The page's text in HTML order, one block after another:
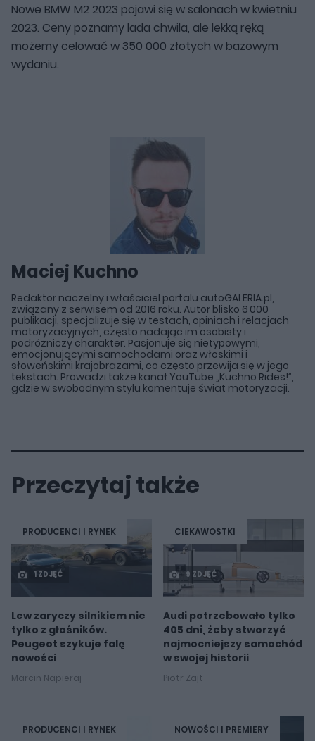
Nowe BMW M2 2023 pojawi się w salonach w kwietniu
2023. Ceny poznamy lada chwila, ale lekką ręką
możemy celować w 350 000 złotych w bazowym
wydaniu.
Maciej Kuchno
Redaktor naczelny i właściciel portalu autoGALERIA.pl,
związany z serwisem od 2016 roku. Autor blisko 6 000
publikacji, specjalizuje się w testach, opiniach i relacjach
motoryzacyjnych, często nadając im osobisty i
podróżniczy charakter. Pasjonuje się nietypowymi,
emocjonującymi samochodami oraz włoskimi i
słoweńskimi krajobrazami, co często przewija się w jego
tekstach. Prowadzi także kanał YouTube „Kuchno Rides!”,
gdzie w swobodnym stylu komentuje świat motoryzacji.
Przeczytaj także
PRODUCENCI I RYNEK
1 ZDJĘĆ
Lew zaryczy silnikiem nie
tylko z głośników.
Peugeot szykuje falę
nowości
Marcin Napieraj
CIEKAWOSTKI
9 ZDJĘĆ
Audi potrzebowało tylko
405 dni, żeby stworzyć
najmocniejszy samochód
w swojej historii
Piotr Zajt
PRODUCENCI I RYNEK NOWOŚCI I PREMIERY